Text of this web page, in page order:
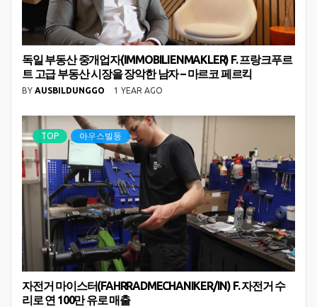
독일 부동산 중개업자(IMMOBILIENMAKLER) F. 프랑크푸르
트 고급 부동산 시장을 장악한 남자 – 마르코 페르킥
BY AUSBILDUNGGO 1 YEAR AGO
TOP 아우스빌둥
자전거 마이스터(FAHRRADMECHANIKER/IN) F. 자전거 수
리로 연 100만 유로 매출